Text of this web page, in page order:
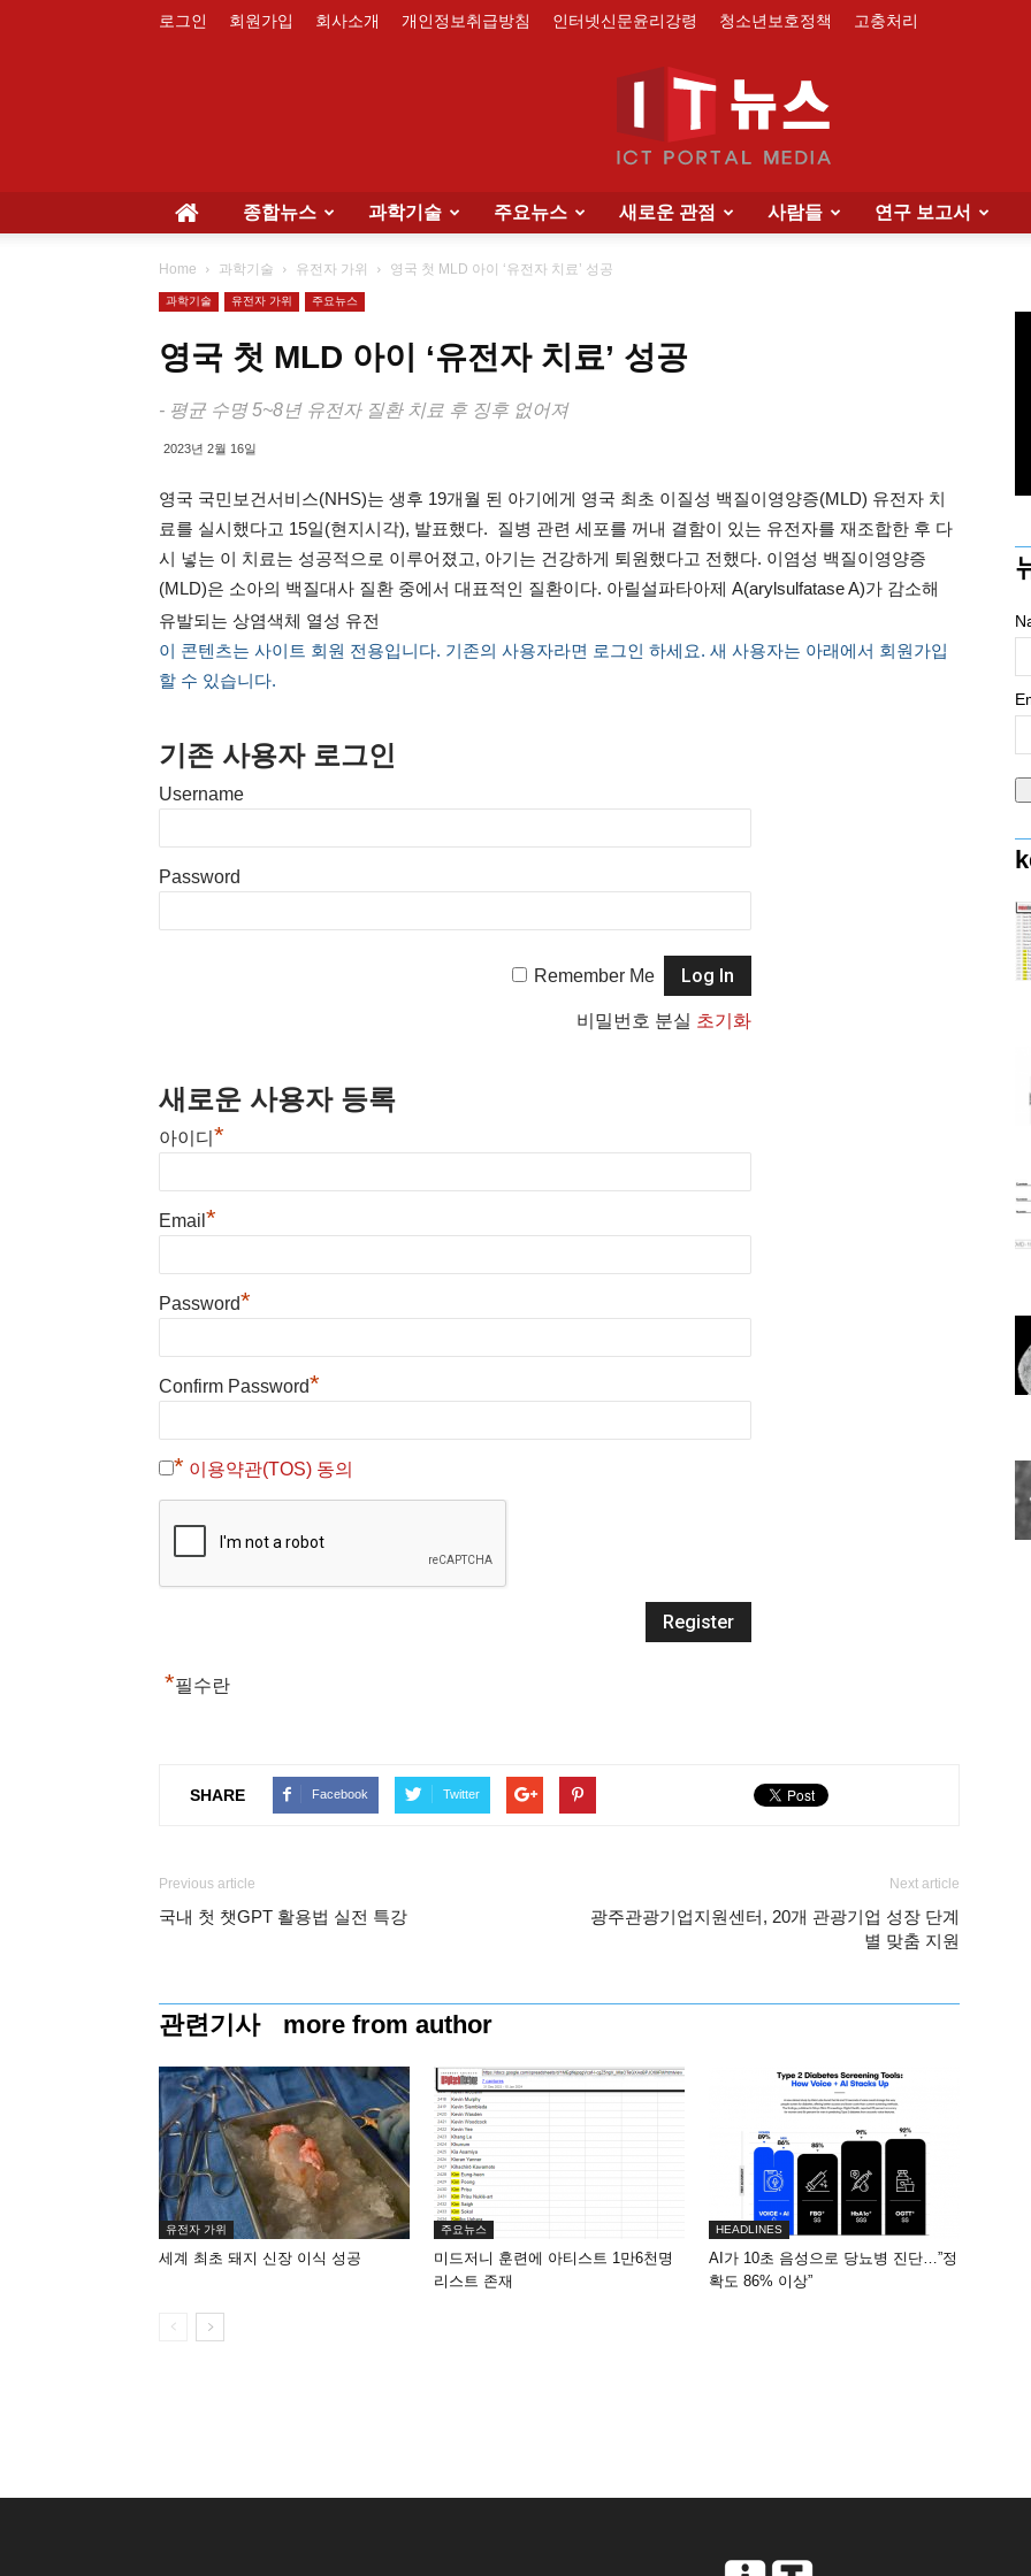
로그인 회원가입 회사소개 개인정보취급방침 인터넷신문윤리강령 청소년보호정책 고충처리
종합뉴스 과학기술 주요뉴스 새로운 관점 사람들 연구 보고서
Home 과학기술 유전자 가위 영국 첫 MLD 아이 ‘유전자 치료’ 성공
과학기술 유전자 가위 주요뉴스
영국 첫 MLD 아이 ‘유전자 치료’ 성공
- 평균 수명 5~8년 유전자 질환 치료 후 징후 없어져
2023년 2월 16일
영국 국민보건서비스(NHS)는 생후 19개월 된 아기에게 영국 최초 이질성 백질이영양증(MLD) 유전자 치
료를 실시했다고 15일(현지시각), 발표했다. 질병 관련 세포를 꺼내 결함이 있는 유전자를 재조합한 후 다
시 넣는 이 치료는 성공적으로 이루어졌고, 아기는 건강하게 퇴원했다고 전했다. 이염성 백질이영양증
(MLD)은 소아의 백질대사 질환 중에서 대표적인 질환이다. 아릴설파타아제 A(arylsulfatase A)가 감소해
유발되는 상염색체 열성 유전
이 콘텐츠는 사이트 회원 전용입니다. 기존의 사용자라면 로그인 하세요. 새 사용자는 아래에서 회원가입
할 수 있습니다.
기존 사용자 로그인
Username
Password
Remember Me
비밀번호 분실 초기화
새로운 사용자 등록
아이디 *
Email *
Password*
Confirm Password*
* 이용약관(TOS) 동의
*필수란
SHARE Facebook Twitter
Previous article
국내 첫 챗GPT 활용법 실전 특강
Next article
광주관광기업지원센터, 20개 관광기업 성장 단계
별 맞춤 지원
관련기사 more from author
유전자 가위
세계 최초 돼지 신장 이식 성공
주요뉴스
미드저니 훈련에 아티스트 1만6천명
리스트 존재
HEADLINES
AI가 10초 음성으로 당뇨병 진단…”정
확도 86% 이상”